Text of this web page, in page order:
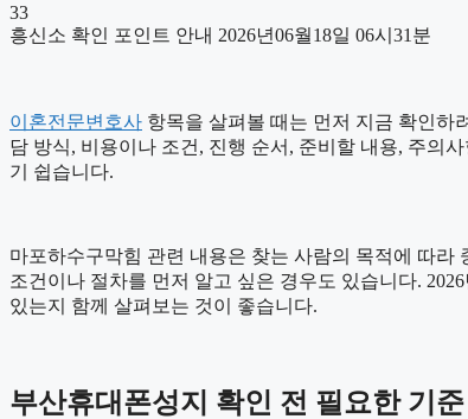
33
흥신소 확인 포인트 안내 2026년06월18일 06시31분
이혼전문변호사 항목을 살펴볼 때는 먼저 지금 확인하
담 방식, 비용이나 조건, 진행 순서, 준비할 내용, 주의
기 쉽습니다.
마포하수구막힘 관련 내용은 찾는 사람의 목적에 따
조건이나 절차를 먼저 알고 싶은 경우도 있습니다.
있는지 함께 살펴보는 것이 좋습니다.
부산휴대폰성지 확인 전 필요한 기준